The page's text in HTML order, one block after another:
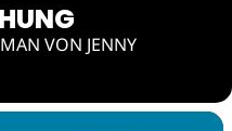
VON JENNY